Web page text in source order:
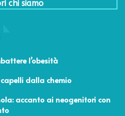
chi siamo
l’obesità
capelli dalla chemio
accanto ai neogenitori con